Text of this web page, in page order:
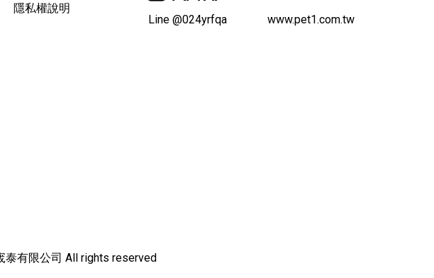
隱私權說明
Line @024yrfqa
www.pet1.com.tw
泰有限公司 All rights reserved